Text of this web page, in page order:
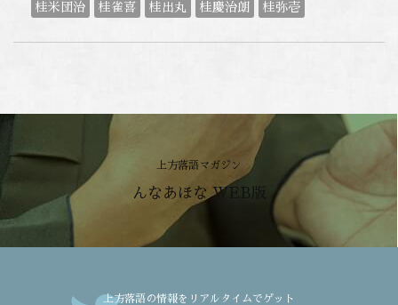
桂米団治 桂雀喜 桂出丸 桂慶治朗 桂弥壱
上方落語マガジン
んなあほな WEB版
上方落語の情報をリアルタイムでゲット